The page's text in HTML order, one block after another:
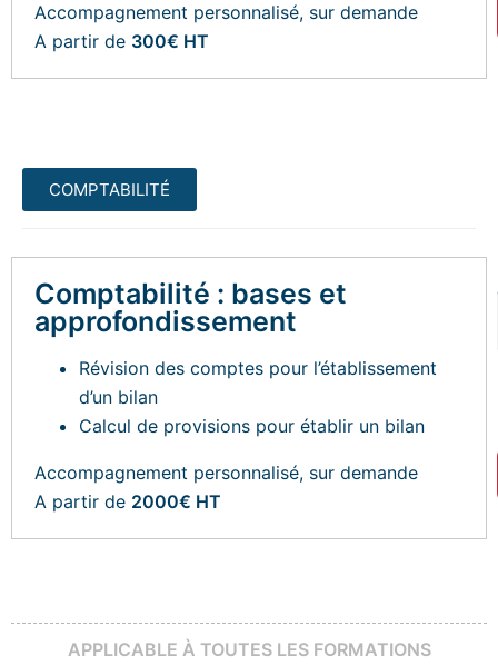
Accompagnement personnalisé, sur demande
A partir de 300€ HT
COMPTABILITÉ
Comptabilité : bases et
approfondissement
Révision des comptes pour l’établissement
d’un bilan
Calcul de provisions pour établir un bilan
Accompagnement personnalisé, sur demande
A partir de 2000€ HT
APPLICABLE À TOUTES LES FORMATIONS